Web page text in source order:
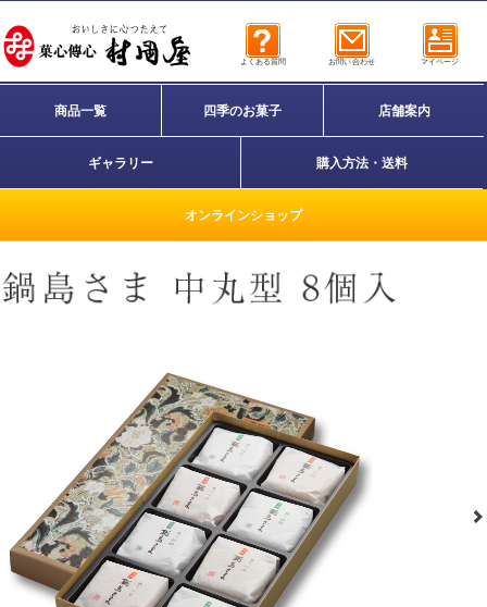
よくある質問 お問い合わせ マイページ
商品一覧 四季のお菓子 店舗案内
ギャラリー 購入方法・送料
オンラインショップ